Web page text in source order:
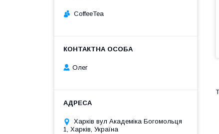
CoffeeTea
Олег
Харків вул Академіка Богомольця
1, Харків, Україна